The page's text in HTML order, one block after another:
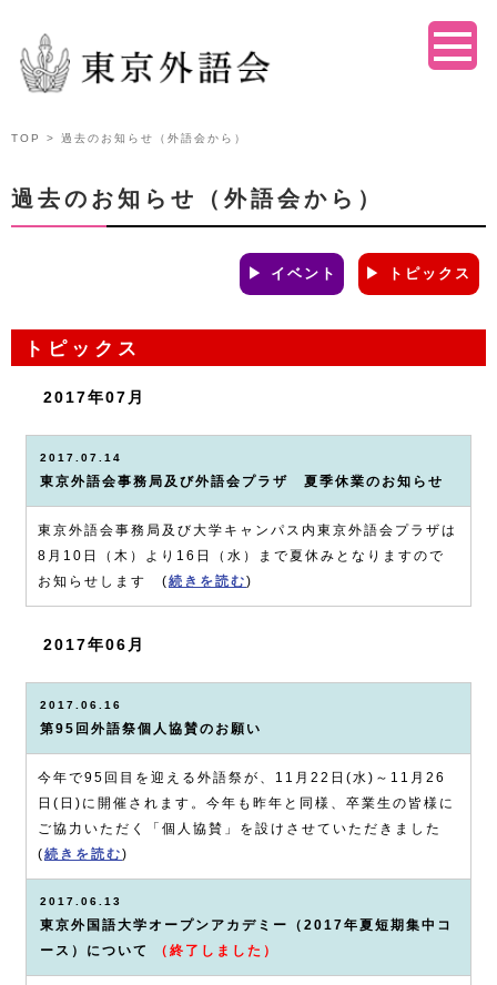
TOP > 過去のお知らせ（外語会から）
過去のお知らせ（外語会から）
▶ イベント ▶ トピックス
トピックス
2017年07月
2017.07.14
東京外語会事務局及び外語会プラザ 夏季休業のお知らせ
東京外語会事務局及び大学キャンパス内東京外語会プラザは
8月10日（木）より16日（水）まで夏休みとなりますので
お知らせします (続きを読む)
2017年06月
2017.06.16
第95回外語祭個人協賛のお願い
今年で95回目を迎える外語祭が、11月22日(水)～11月26
日(日)に開催されます。今年も昨年と同様、卒業生の皆様に
ご協力いただく「個人協賛」を設けさせていただきました
(続きを読む)
2017.06.13
東京外国語大学オープンアカデミー（2017年夏短期集中コ
ース）について
（終了しました）